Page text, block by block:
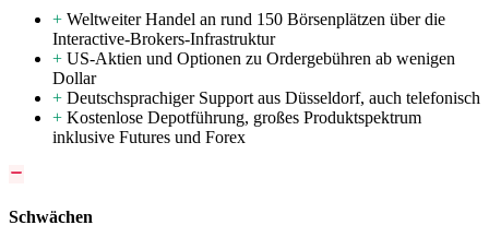
+ Weltweiter Handel an rund 150 Börsenplätzen über die
Interactive-Brokers-Infrastruktur
+ US-Aktien und Optionen zu Ordergebühren ab wenigen
Dollar
+ Deutschsprachiger Support aus Düsseldorf, auch telefonisch
+ Kostenlose Depotführung, großes Produktspektrum
inklusive Futures und Forex
Schwächen